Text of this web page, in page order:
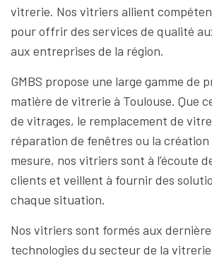
vitrerie. Nos vitriers allient
pour offrir des services de qualité
aux entreprises de la région.
GMBS propose une large gamme de
matière de vitrerie à Toulouse. Que
de vitrages, le remplacement de
réparation de fenêtres ou la
mesure, nos vitriers sont à l’écoute
clients et veillent à fournir des
chaque situation.
Nos vitriers sont formés aux
technologies du secteur de la